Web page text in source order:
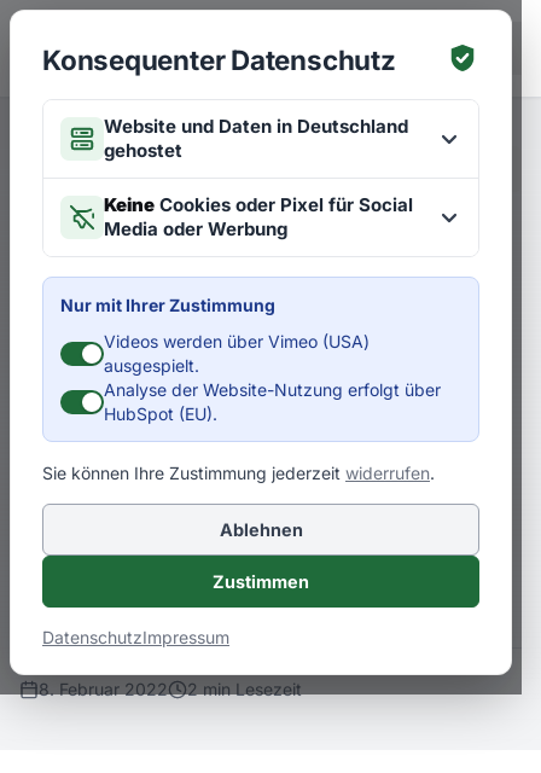
Zum Hauptinhalt springen
EN
Was kann man heute tun, um
die Chancen der „Circular
Economy“ zu nutzen?
Das Thema Circular Economy gewinnt
rasant an Relevanz. Jedes Unternehmen
muss sich mit diesem Trend
auseinandersetzen. Jedes Unternehmen
muss sich mit diesem Trend
auseinandersetzen.
8. Februar 2022 2 min Lesezeit
Konsequenter Datenschutz
Website und Daten in Deutschland
gehostet
Keine Cookies oder Pixel für Social
Media oder Werbung
Nur mit Ihrer Zustimmung
Videos werden über Vimeo (USA)
ausgespielt.
Analyse der Website-Nutzung erfolgt über
HubSpot (EU).
Sie können Ihre Zustimmung jederzeit widerrufen.
Ablehnen
Zustimmen
DatenschutzImpressum